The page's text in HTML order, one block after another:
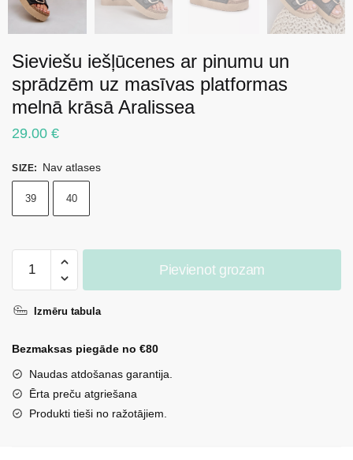
Sieviešu iešļūcenes ar pinumu un
sprādzēm uz masīvas platformas
melnā krāsā Aralissea
29.00 €
SIZE: Nav atlases
39 40
iešļūcenes
pinumu
sprādzēm
uz
masīvas
platformas
Pievienot grozam
Izmēru tabula
Bezmaksas piegāde no €80
Naudas atdošanas garantija.
Ērta preču atgriešana
Produkti tieši no ražotājiem.